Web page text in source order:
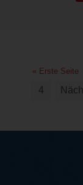
« Erste Seite
4